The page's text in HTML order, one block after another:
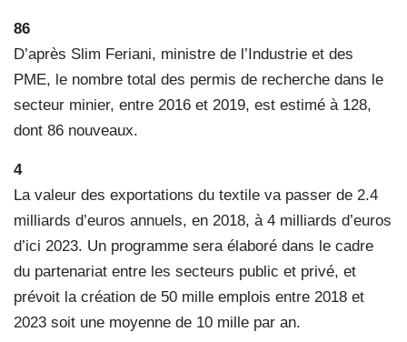
86
D’après Slim Feriani, ministre de l’Industrie et des
PME, le nombre total des permis de recherche dans le
secteur minier, entre 2016 et 2019, est estimé à 128,
dont 86 nouveaux.
4
La valeur des exportations du textile va passer de 2.4
milliards d’euros annuels, en 2018, à 4 milliards d’euros
d’ici 2023. Un programme sera élaboré dans le cadre
du partenariat entre les secteurs public et privé, et
prévoit la création de 50 mille emplois entre 2018 et
2023 soit une moyenne de 10 mille par an.